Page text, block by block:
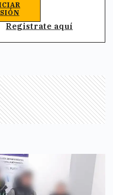
Registrate aquí